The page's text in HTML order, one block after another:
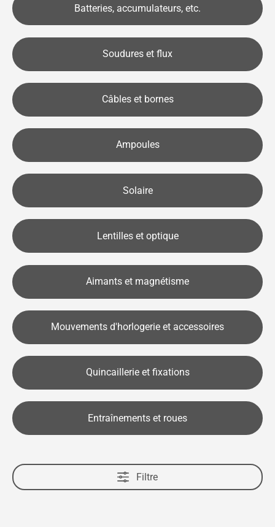
Batteries, accumulateurs, etc.
Soudures et flux
Câbles et bornes
Ampoules
Solaire
Lentilles et optique
Aimants et magnétisme
Mouvements d'horlogerie et accessoires
Quincaillerie et fixations
Entraînements et roues
Filtre